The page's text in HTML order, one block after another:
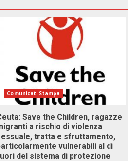
Comunicati Stampa
Save the Children, ragazze
a rischio di violenza
tratta e sfruttamento,
vulnerabili al di
del sistema di protezione